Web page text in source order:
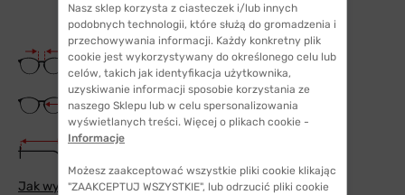
Szerokość mostka
20 mm
Szerokość szkła
53 mm
Długość zauszników
Jak wybrać odpowiedni rozmiar
Nasz sklep korzysta z ciasteczek i/lub innych
podobnych technologii, które służą do gromadzenia i
przechowywania informacji. Każdy konkretny plik
cookie jest wykorzystywany do określonego celu lub
celów, takich jak identyfikacja użytkownika,
uzyskiwanie informacji sposobie korzystania ze
naszego Sklepu lub w celu spersonalizowania
wyświetlanych treści. Więcej o plikach cookie -
Informacje
Możesz zaakceptować wszystkie pliki cookie klikając
"ZAAKCEPTUJ WSZYSTKIE", lub odrzucić pliki cookie